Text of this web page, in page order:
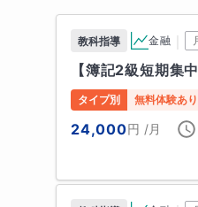
この段階でつまず
ります。
私の授業ではまず
確認しながら進め
🐈中高一貫校の「高
高校生になると、
関数の理解(中学数
同志社大学理工学部
同志社大学生命医科
同志社大学スポーツ
同志社大学心理学部
同志社大学グローバ
同志社大学グローバ
同志社女子大学生活
国際学院高校アドバ
教科指導 金融
【簿記2級短期集
タイプ別 無料体験あり
24,000円 /月